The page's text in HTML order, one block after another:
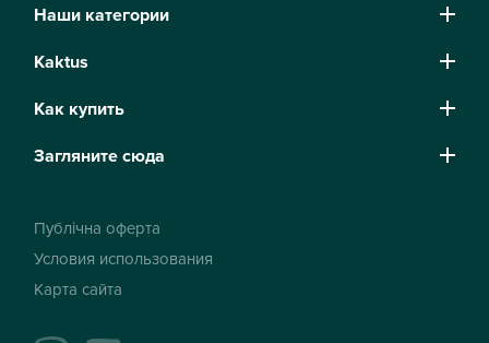
Наши категории
Kaktus
Как купить
Загляните сюда
Публічна оферта
Условия использования
Карта сайта